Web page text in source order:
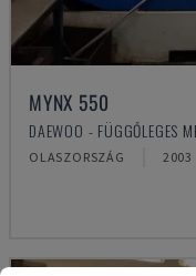
MYNX 550
DAEWOO - FÜGGŐLEGES
OLASZORSZÁG 2003